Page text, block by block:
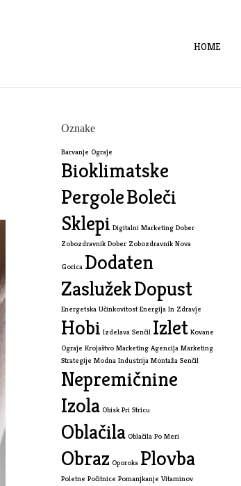
HOME
Oznake
Barvanje Ograje
Bioklimatske
PergoleBoleči
Sklepi Digitalni Marketing Dober
Zobozdravnik Dober Zobozdravnik Nova
Gorica Dodaten
ZaslužekDopust
Energetska Učinkovitost Energija In Zdravje
Hobi Izdelava Senčil Izlet Kovane
Ograje Krojaštvo Marketing Agencija Marketing
Strategije Modna Industrija Montaža Senčil
Nepremičnine
Izola Obisk Pri Stricu
Oblačila Oblačila Po Meri
Obraz Oporoka Plovba
Poletne Počitnice Pomanjkanje Vitaminov